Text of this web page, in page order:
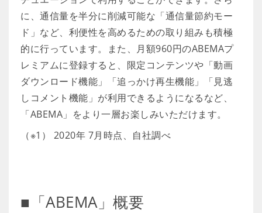
に、通信量を半分に削減可能な「通信量節約モー
ド」など、利便性を高めるための取り組みも積極
的に行っています。また、月額960円のABEMAプ
レミアムに登録すると、限定コンテンツや「動画
ダウンロード機能」「追っかけ再生機能」「見逃
しコメント機能」が利用できるようになるなど、
「ABEMA」をより一層お楽しみいただけます。
（※1） 2020年 7月時点、自社調べ
■「ABEMA」概要